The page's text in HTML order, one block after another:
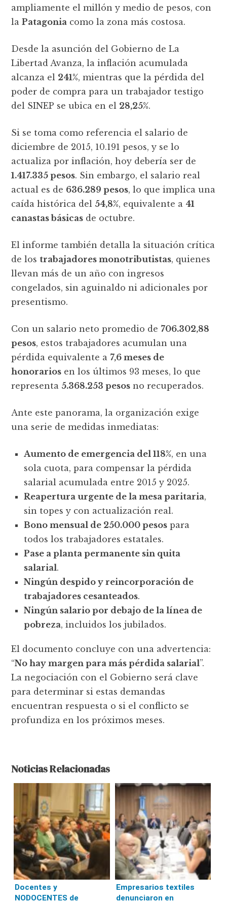
ampliamente el millón y medio de pesos, con
laPatagonia como la zona más costosa.
Desde la asunción del Gobierno de La
Libertad Avanza, la inflación acumulada
alcanza el 241%, mientras que la pérdida del
poder de compra para un trabajador testigo
del SINEP se ubica en el 28,25%.
Si se toma como referencia el salario de
diciembre de 2015, 10.191 pesos, y se lo
actualiza por inflación, hoy debería ser de
1.417.335 pesos. Sin embargo, el salario real
actual es de 636.289 pesos, lo que implica una
caída histórica del 54,8%, equivalente a 41
canastas básicas de octubre.
El informe también detalla la situación crítica
de lostrabajadores monotributistas, quienes
llevan más de un año con ingresos
congelados, sin aguinaldo ni adicionales por
presentismo.
Con un salario neto promedio de 706.302,88
pesos, estos trabajadores acumulan una
pérdida equivalente a 7,6 meses de
honorarios en los últimos 93 meses, lo que
representa 5.368.253 pesos no recuperados.
Ante este panorama, la organización exige
una serie de medidas inmediatas:
Aumento de emergencia del 118%, en una
sola cuota, para compensar la pérdida
salarial acumulada entre 2015 y 2025.
Reapertura urgente de la mesa paritaria,
sin topes y con actualización real.
Bono mensual de 250.000 pesos para
todos los trabajadores estatales.
Pase a planta permanente sin quita
salarial.
Ningún despido y reincorporación de
trabajadores cesanteados.
Ningún salario por debajo de la línea de
pobreza, incluidos los jubilados.
El documento concluye con una advertencia:
“No hay margen para más pérdida salarial”.
La negociación con el Gobierno será clave
para determinar si estas demandas
encuentran respuesta o si el conflicto se
profundiza en los próximos meses.
Noticias Relacionadas
Docentes y
NODOCENTES de
Empresarios textiles
denunciaron en